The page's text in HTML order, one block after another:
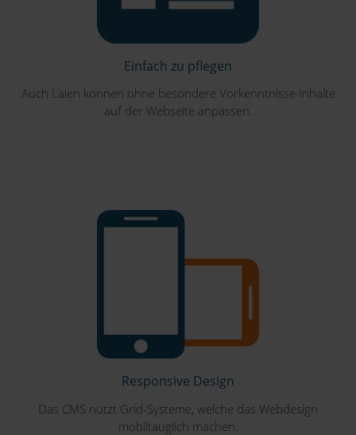
Einfach zu pflegen
Auch Laien können ohne besondere Vorkenntnisse Inhalte
auf der Webseite anpassen.
Responsive Design
Das CMS nutzt Grid-Systeme, welche das Webdesign
mobiltauglich machen.